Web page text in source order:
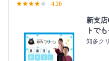
4.20
新支店
トで
知多ク